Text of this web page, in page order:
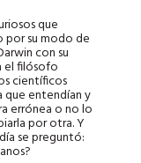
que
por su modo de
con su
el filósofo
científicos
que entendían y
errónea o no lo
por otra. Y
se preguntó: